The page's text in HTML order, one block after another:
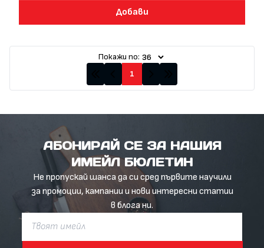
Добави
1
Покажи по:
АБОНИРАЙ СЕ ЗА НАШИЯ
ИМЕЙЛ БЮЛЕТИН
Не пропускай шанса да си сред първите научили
за промоции, кампании и нови интересни статии
в блога ни.